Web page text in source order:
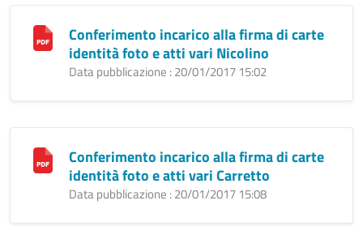
Conferimento incarico alla firma di carte
identità foto e atti vari Nicolino
Data pubblicazione : 20/01/2017 15:02
Conferimento incarico alla firma di carte
identità foto e atti vari Carretto
Data pubblicazione : 20/01/2017 15:08